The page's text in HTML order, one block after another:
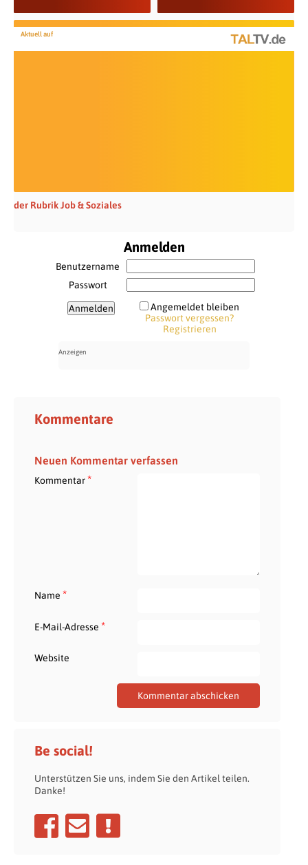
Aktuell auf
der Rubrik Job & Soziales
Anmelden
Benutzername
Passwort
Angemeldet bleiben
Passwort vergessen?
Registrieren
Kommentare
Neuen Kommentar verfassen
Kommentar*
Name *
E-Mail-Adresse *
Website
Be social!
Unterstützen Sie uns, indem Sie den Artikel teilen.
Danke!